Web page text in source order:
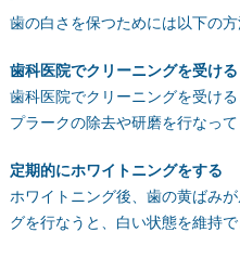
歯の白さを保つためには以下の方
歯科医院でクリーニングを受ける
歯科医院でクリーニングを受け
プラークの除去や研磨を行なって
定期的にホワイトニングをする
ホワイトニング後、歯の黄ばみ
グを行なうと、白い状態を維持で